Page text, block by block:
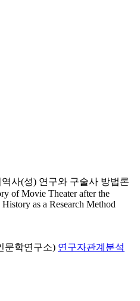
사(성) 연구와 구술사 방법론
of Movie Theater after the
as a Research Method
문학연구소) 연구자관계분석